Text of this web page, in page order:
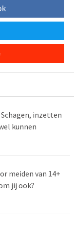
inzetten
kunnen
meiden van 14+
jij ook?